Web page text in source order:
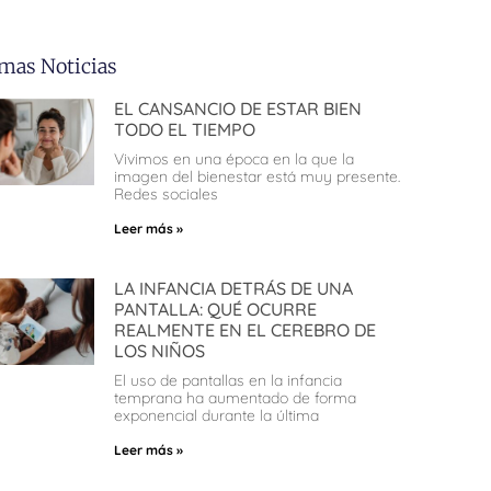
Noticias
EL CANSANCIO DE ESTAR BIEN
TODO EL TIEMPO
Vivimos en una época en la que la
imagen del bienestar está muy presente.
Redes sociales
Leer más »
LA INFANCIA DETRÁS DE UNA
PANTALLA: QUÉ OCURRE
REALMENTE EN EL CEREBRO DE
LOS NIÑOS
El uso de pantallas en la infancia
temprana ha aumentado de forma
exponencial durante la última
Leer más »